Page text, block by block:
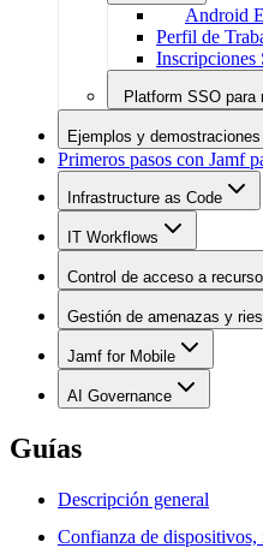
Android
Perfil de
Inscripciones
Platform SSO para
Ejemplos y demostraciones
Primeros pasos con Jamf
Infrastructure as Code
IT Workflows
Control de acceso a
Gestión de amenazas y
Jamf for Mobile
AI Governance
Guías
Descripción general
Confianza de